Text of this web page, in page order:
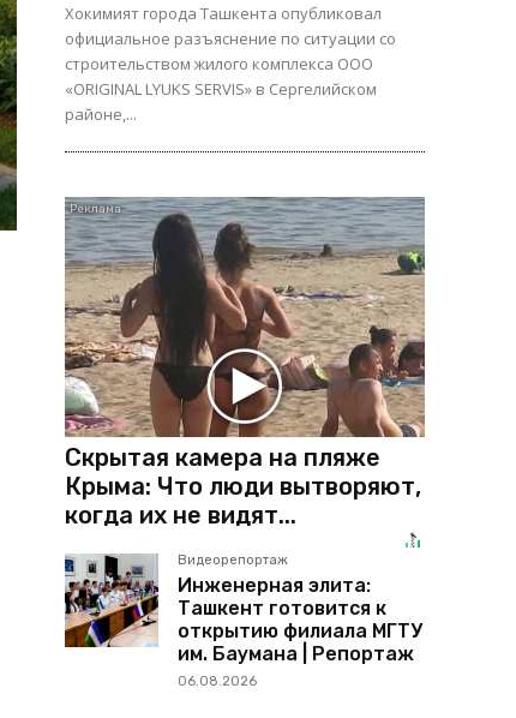
Хокимият города Ташкента опубликовал
официальное разъяснение по ситуации со
строительством жилого комплекса ООО
«ORIGINAL LYUKS SERVIS» в Сергелийском
районе,...
Скрытая камера на пляже
Крыма: Что люди вытворяют,
когда их не видят...
Видеорепортаж
Инженерная элита:
Ташкент готовится к
открытию филиала МГТУ
им. Баумана | Репортаж
06.08.2026